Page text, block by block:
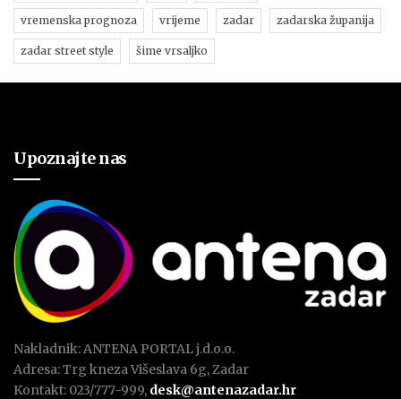
vremenska prognoza vrijeme zadar zadarska županija
zadar street style šime vrsaljko
Upoznajte nas
Nakladnik: ANTENA PORTAL j.d.o.o.
Adresa: Trg kneza Višeslava 6g, Zadar
Kontakt: 023/777-999, desk@antenazadar.hr